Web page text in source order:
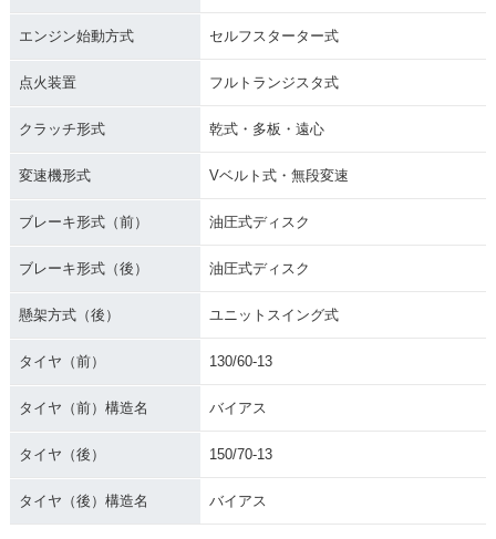
エンジン始動方式 セルフスターター式
点火装置 フルトランジスタ式
クラッチ形式 乾式・多板・遠心
変速機形式 Vベルト式・無段変速
ブレーキ形式（前） 油圧式ディスク
ブレーキ形式（後） 油圧式ディスク
懸架方式（後） ユニットスイング式
タイヤ（前） 130/60-13
タイヤ（前）構造名 バイアス
タイヤ（後） 150/70-13
タイヤ（後）構造名 バイアス